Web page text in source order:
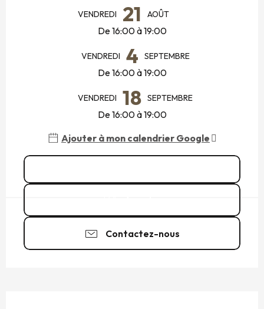
VENDREDI 21 AOÛT
De 16:00 à 19:00
VENDREDI 4 SEPTEMBRE
De 16:00 à 19:00
VENDREDI 18 SEPTEMBRE
De 16:00 à 19:00
Ajouter à mon calendrier Google
Contactez-nous